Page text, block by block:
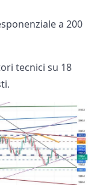
a 200
tecnici su 18